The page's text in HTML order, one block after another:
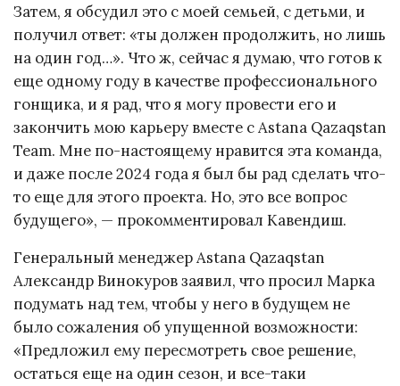
Затем, я обсудил это с моей семьей, с детьми, и
получил ответ: «ты должен продолжить, но лишь
на один год…». Что ж, сейчас я думаю, что готов к
еще одному году в качестве профессионального
гонщика, и я рад, что я могу провести его и
закончить мою карьеру вместе с Astana Qazaqstan
Team. Мне по-настоящему нравится эта команда,
и даже после 2024 года я был бы рад сделать что-
то еще для этого проекта. Но, это все вопрос
будущего», — прокомментировал Кавендиш.
Генеральный менеджер Astana Qazaqstan
Александр Винокуров заявил, что просил Марка
подумать над тем, чтобы у него в будущем не
было сожаления об упущенной возможности:
«Предложил ему пересмотреть свое решение,
остаться еще на один сезон, и все-таки